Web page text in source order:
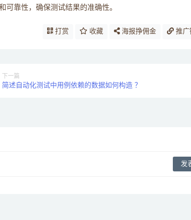
可靠性，确保测试结果的准确性。
打赏 收藏 海报挣佣金 推广
下一篇
简述自动化测试中用例依赖的数据如何构造 ？